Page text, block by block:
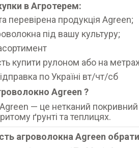
в Агротерем:
перевірена продукція Agreen;
під вашу культуру;
купити рулоном або на
по Україні вт/чт/сб
Agreen ?
— це нетканий
ґрунті та теплицях.
агроволокна Agreen